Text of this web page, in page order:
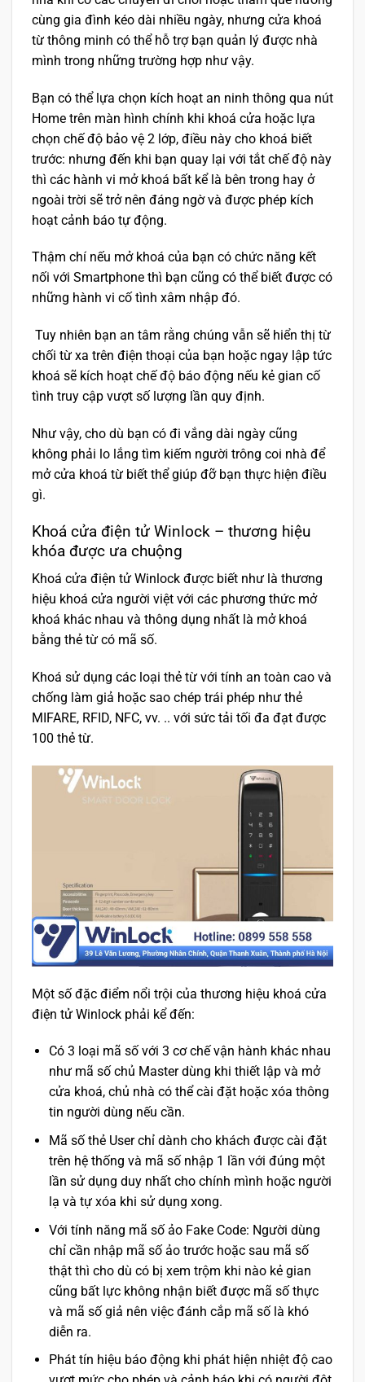
cùng gia đình kéo dài nhiều ngày, nhưng cửa khoá
từ thông minh có thể hỗ trợ bạn quản lý được nhà
mình trong những trường hợp như vậy.
Bạn có thể lựa chọn kích hoạt an ninh thông qua nút
Home trên màn hình chính khi khoá cửa hoặc lựa
chọn chế độ bảo vệ 2 lớp, điều này cho khoá biết
trước: nhưng đến khi bạn quay lại với tắt chế độ này
thì các hành vi mở khoá bất kể là bên trong hay ở
ngoài trời sẽ trở nên đáng ngờ và được phép kích
hoạt cảnh báo tự động.
Thậm chí nếu mở khoá của bạn có chức năng kết
nối với Smartphone thì bạn cũng có thể biết được có
những hành vi cố tình xâm nhập đó.
Tuy nhiên bạn an tâm rằng chúng vẫn sẽ hiển thị từ
chối từ xa trên điện thoại của bạn hoặc ngay lập tức
khoá sẽ kích hoạt chế độ báo động nếu kẻ gian cố
tình truy cập vượt số lượng lần quy định.
Như vậy, cho dù bạn có đi vắng dài ngày cũng
không phải lo lắng tìm kiếm người trông coi nhà để
mở cửa khoá từ biết thể giúp đỡ bạn thực hiện điều
gì.
Khoá cửa điện tử Winlock – thương hiệu
khóa được ưa chuộng
Khoá cửa điện tử Winlock được biết như là thương
hiệu khoá cửa người việt với các phương thức mở
khoá khác nhau và thông dụng nhất là mở khoá
bằng thẻ từ có mã số.
Khoá sử dụng các loại thẻ từ với tính an toàn cao và
chống làm giả hoặc sao chép trái phép như thẻ
MIFARE, RFID, NFC, vv. .. với sức tải tối đa đạt được
100 thẻ từ.
Một số đặc điểm nổi trội của thương hiệu khoá cửa
điện tử Winlock phải kể đến:
Có 3 loại mã số với 3 cơ chế vận hành khác nhau
như mã số chủ Master dùng khi thiết lập và mở
cửa khoá, chủ nhà có thể cài đặt hoặc xóa thông
tin người dùng nếu cần.
Mã số thẻ User chỉ dành cho khách được cài đặt
trên hệ thống và mã số nhập 1 lần với đúng một
lần sử dụng duy nhất cho chính mình hoặc người
lạ và tự xóa khi sử dụng xong.
Với tính năng mã số ảo Fake Code: Người dùng
chỉ cần nhập mã số ảo trước hoặc sau mã số
thật thì cho dù có bị xem trộm khi nào kẻ gian
cũng bất lực không nhận biết được mã số thực
và mã số giả nên việc đánh cắp mã số là khó
diễn ra.
Phát tín hiệu báo động khi phát hiện nhiệt độ cao